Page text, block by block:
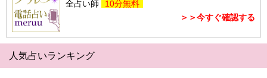
全占い師
10分無料
＞＞今すぐ確認する
人気占いランキング